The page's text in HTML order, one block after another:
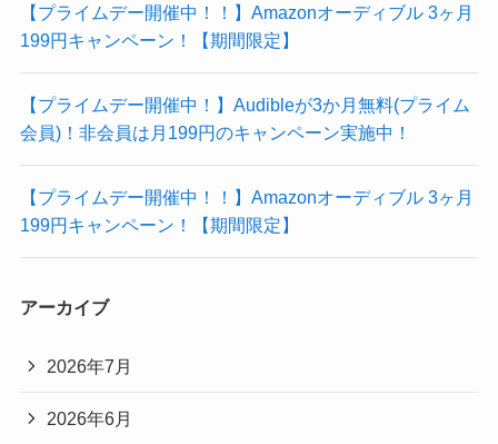
【プライムデー開催中！！】Amazonオーディブル 3ヶ月
199円キャンペーン！【期間限定】
【プライムデー開催中！】Audibleが3か月無料(プライム
会員)！非会員は月199円のキャンペーン実施中！
【プライムデー開催中！！】Amazonオーディブル 3ヶ月
199円キャンペーン！【期間限定】
アーカイブ
2026年7月
2026年6月